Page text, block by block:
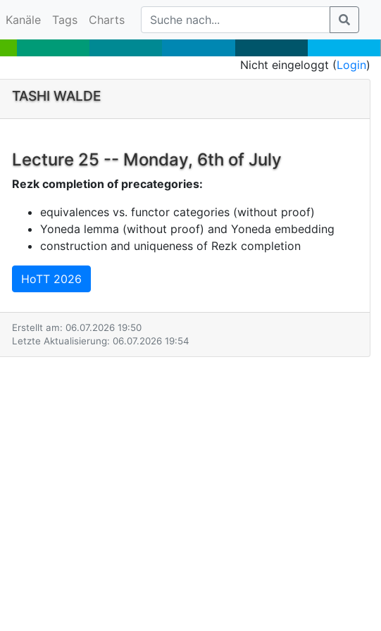
(current)
Kanäle Tags Charts
Nicht eingeloggt (Login)
TASHI WALDE
Lecture 25 -- Monday, 6th of July
Rezk completion of precategories:
equivalences vs. functor categories (without proof)
Yoneda lemma (without proof) and Yoneda embedding
construction and uniqueness of Rezk completion
HoTT 2026
Erstellt am: 06.07.2026 19:50
Letzte Aktualisierung: 06.07.2026 19:54